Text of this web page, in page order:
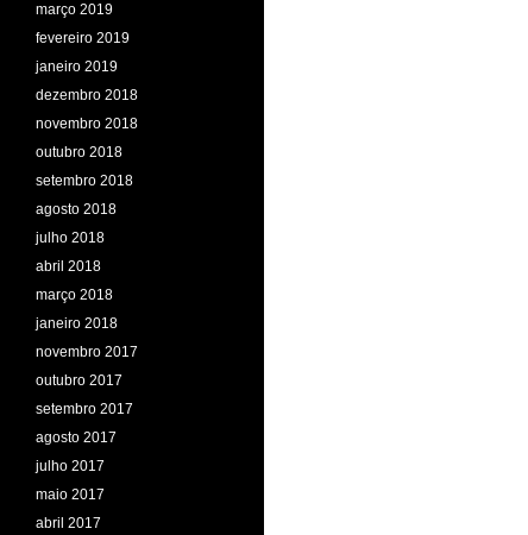
março 2019
fevereiro 2019
janeiro 2019
dezembro 2018
novembro 2018
outubro 2018
setembro 2018
agosto 2018
julho 2018
abril 2018
março 2018
janeiro 2018
novembro 2017
outubro 2017
setembro 2017
agosto 2017
julho 2017
maio 2017
abril 2017